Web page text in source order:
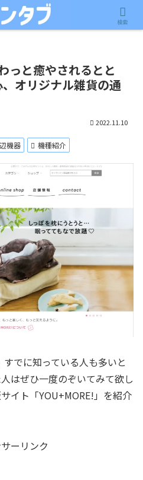
っと癒やされるとと
オリジナル雑貨の通
2022.11.10
機器 機種紹介
でに知っている人も多いと
はぜひ一度のぞいてみて欲し
イト「YOU+MORE!」を紹介
ーリンク
検索